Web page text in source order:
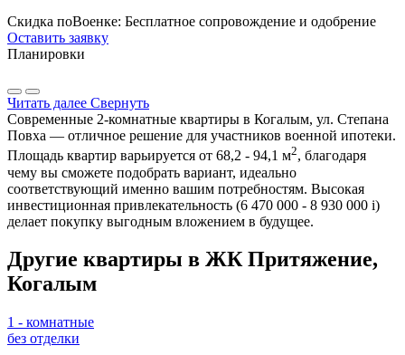
Скидка поВоенке: Бесплатное сопровождение и одобрение
Оставить заявку
Планировки
Читать далее Свернуть
Современные 2-комнатные квартиры в Когалым, ул. Степана
Повха — отличное решение для участников военной ипотеки.
Площадь квартир варьируется от 68,2 - 94,1 м2, благодаря
чему вы сможете подобрать вариант, идеально
соответствующий именно вашим потребностям. Высокая
инвестиционная привлекательность (6 470 000 - 8 930 000 i)
делает покупку выгодным вложением в будущее.
Другие квартиры в ЖК Притяжение,
Когалым
1 - комнатные
без отделки